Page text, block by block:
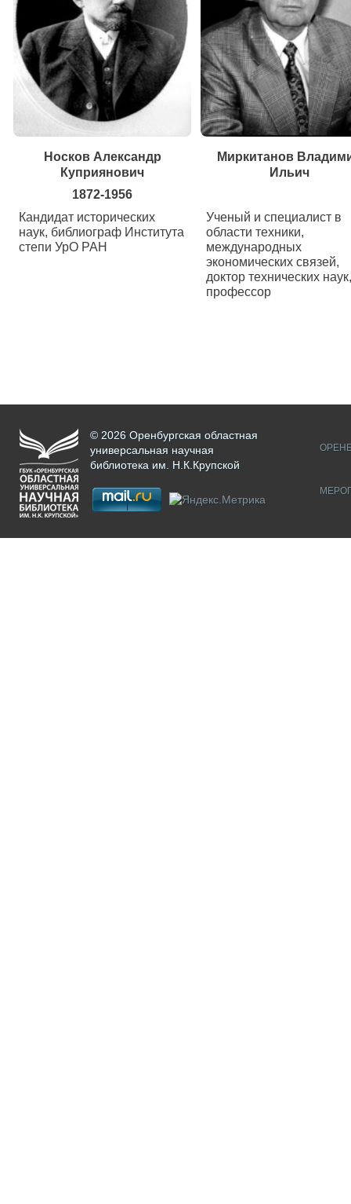
Носков Александр
Куприянович
1872-1956
Кандидат исторических
наук, библиограф Института
степи УрО РАН
Миркитанов
Ильич
Ученый и специалист в
области техники,
международных
экономических связей,
доктор технических наук,
профессор
© 2026 Оренбургская областная
универсальная научная
библиотека им. Н.К.Крупской